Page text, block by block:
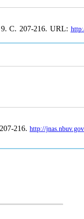
С. 207-216. URL:
216.http://